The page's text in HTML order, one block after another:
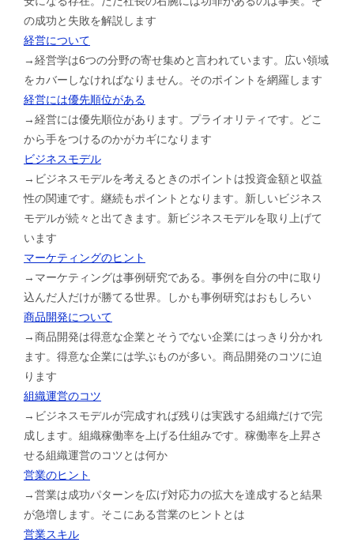
の成功と失敗を解説します
経営について
→経営学は6つの分野の寄せ集めと言われています。広い領域
をカバーしなければなりません。そのポイントを網羅します
経営には優先順位がある
→経営には優先順位があります。プライオリティです。どこ
から手をつけるのかがカギになります
ビジネスモデル
→ビジネスモデルを考えるときのポイントは投資金額と収益
性の関連です。継続もポイントとなります。新しいビジネス
モデルが続々と出てきます。新ビジネスモデルを取り上げて
います
マーケティングのヒント
→マーケティングは事例研究である。事例を自分の中に取り
込んだ人だけが勝てる世界。しかも事例研究はおもしろい
商品開発について
→商品開発は得意な企業とそうでない企業にはっきり分かれ
ます。得意な企業には学ぶものが多い。商品開発のコツに迫
ります
組織運営のコツ
→ビジネスモデルが完成すれば残りは実践する組織だけで完
成します。組織稼働率を上げる仕組みです。稼働率を上昇さ
せる組織運営のコツとは何か
営業のヒント
→営業は成功パターンを広げ対応力の拡大を達成すると結果
が急増します。そこにある営業のヒントとは
営業スキル